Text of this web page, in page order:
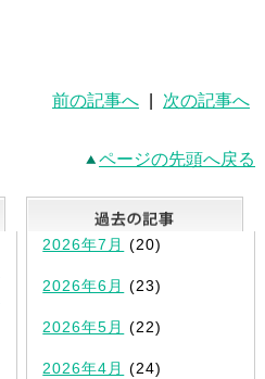
前の記事へ 次の記事へ
ページの先頭へ戻る
最新記事一覧
2026年7月 (20)
2026年6月 (23)
2026年5月 (22)
2026年4月 (24)